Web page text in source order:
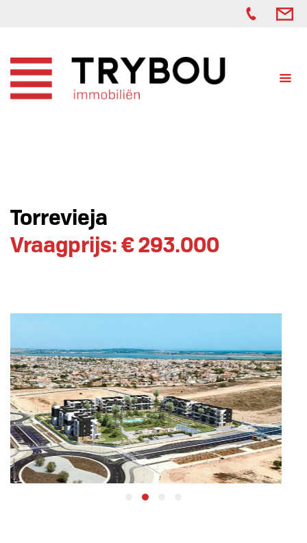
Torrevieja
Vraagprijs: € 293.000